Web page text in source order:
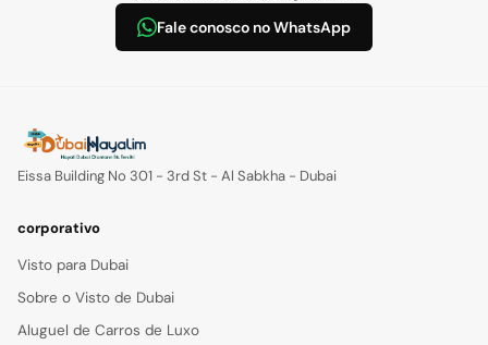
Fale conosco no WhatsApp
Eissa Building No 301 - 3rd St - Al Sabkha - Dubai
corporativo
Visto para Dubai
Sobre o Visto de Dubai
Aluguel de Carros de Luxo